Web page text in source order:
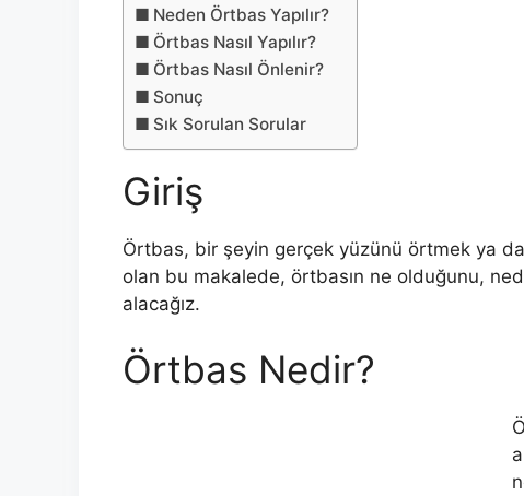
Neden Örtbas Yapılır?
Örtbas Nasıl Yapılır?
Örtbas Nasıl Önlenir?
Sonuç
Sık Sorulan Sorular
Giriş
Örtbas, bir şeyin gerçek yüzünü örtmek ya
olan bu makalede, örtbasın ne olduğunu,
alacağız.
Örtbas Nedir?